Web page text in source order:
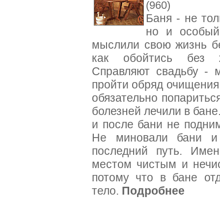
(960)
Баня - не
но и
мыслили свою жизнь
как обойтись без
Справляют свадьбу -
пройти обряд
обязательно
болезней лечили в
и после бани не
Не миновали бани
последний путь.
местом чистым и
потому что в бане
тело. Подробнее